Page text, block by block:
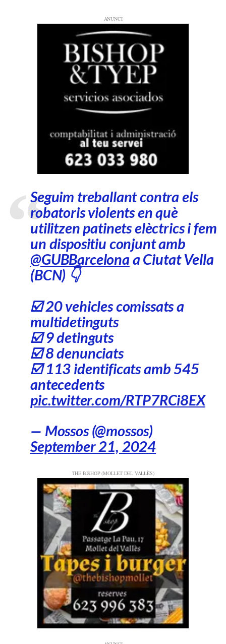
Seguim treballant contra els
robatoris violents en què
utilitzen patinets elèctrics i fem
un dispositiu conjunt amb
@GUBBarcelonaa Ciutat Vella
(BCN) 👇
☑️ 20 vehicles comissats a
multidetinguts
☑️ 9 detinguts
☑️ 8 denunciats
☑️ 113 identificats amb 545
antecedents
pic.twitter.com/RTP7RCi8EX
— Mossos (@mossos)
September 21, 2024